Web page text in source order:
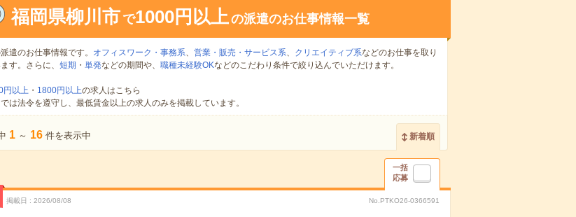
福岡県柳川市 で1000円以上の派遣のお仕事情報一覧
遣のお仕事情報です。 オフィスワーク・事務系、 営業・販売・サービス系、 クリエイティブ系などのお仕事を取り
す。さらに、 短期 ・ 単発などの期間や、 職種未経験OKなどのこだわり条件で絞り込んでいただけます。
円以上・ 1800円以上の求人はこちら
は法令を遵守し、最低賃金以上の求人のみを掲載しています。
1 ～ 16 件を表示中 新着順
一括
応募
掲載日 2026/08/08 No.PTKO26-0366591